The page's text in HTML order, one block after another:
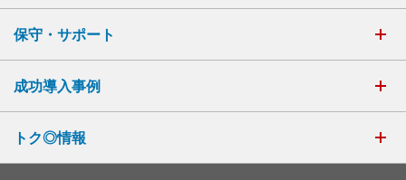
保守・サポート
成功導入事例
トク◎情報